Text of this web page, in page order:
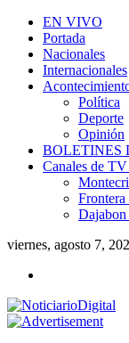
EN VIVO
Portada
Nacionales
Internacionales
Política
Deporte
Opinión
BOLETINES
Canales de
viernes, agosto 7,